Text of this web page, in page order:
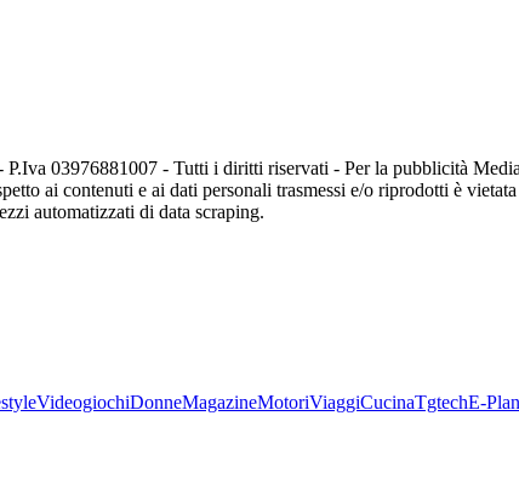
03976881007 - Tutti i diritti riservati - Per la pubblicità
ai contenuti e ai dati personali trasmessi e/o riprodotti è
automatizzati di data scraping.
VideogiochiDonneMagazineMotoriViaggiCucinaTgtechE-